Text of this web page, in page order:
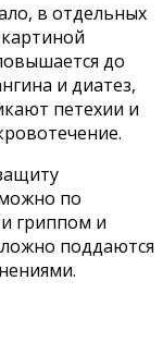
в отдельных
до
и диатез,
петехии и
по
гриппом и
поддаются